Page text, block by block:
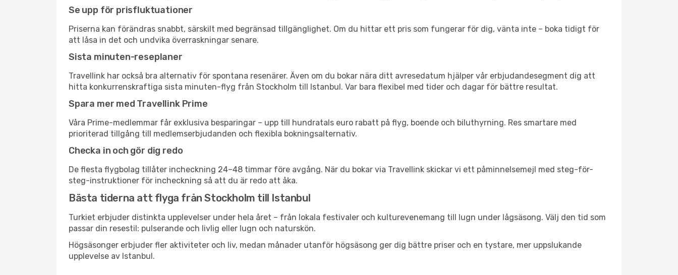
Se upp för prisfluktuationer
Priserna kan förändras snabbt, särskilt med begränsad tillgänglighet. Om du hittar ett pris som fungerar för dig, vänta inte – boka tidigt för
att låsa in det och undvika överraskningar senare.
Sista minuten-reseplaner
Travellink har också bra alternativ för spontana resenärer. Även om du bokar nära ditt avresedatum hjälper vår erbjudandesegment dig att
hitta konkurrenskraftiga sista minuten-flyg från Stockholm till Istanbul. Var bara flexibel med tider och dagar för bättre resultat.
Spara mer med Travellink Prime
Våra Prime-medlemmar får exklusiva besparingar – upp till hundratals euro rabatt på flyg, boende och biluthyrning. Res smartare med
prioriterad tillgång till medlemserbjudanden och flexibla bokningsalternativ.
Checka in och gör dig redo
De flesta flygbolag tillåter incheckning 24–48 timmar före avgång. När du bokar via Travellink skickar vi ett påminnelsemejl med steg-för-
steg-instruktioner för incheckning så att du är redo att åka.
Bästa tiderna att flyga från Stockholm till Istanbul
Turkiet erbjuder distinkta upplevelser under hela året – från lokala festivaler och kulturevenemang till lugn under lågsäsong. Välj den tid som
passar din resestil: pulserande och livlig eller lugn och naturskön.
Högsäsonger erbjuder fler aktiviteter och liv, medan månader utanför högsäsong ger dig bättre priser och en tystare, mer uppslukande
upplevelse av Istanbul.